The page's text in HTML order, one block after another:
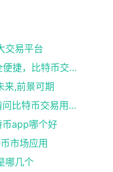
交易平台
12年的时候怎么买比特币？安全便捷，比特币交易首选
来,前景可期
哪里能下载比特币软件下载？请问比特币交易用什么软件
币app哪个好
市场应用
哪几个